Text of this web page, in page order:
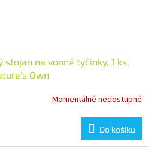
stojan na vonné tyčinky, 1 ks,
Own
Momentálně nedostupné
Do košíku